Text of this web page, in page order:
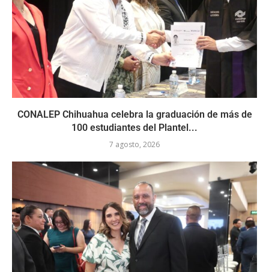
CONALEP Chihuahua celebra la graduación de más de
100 estudiantes del Plantel...
7 agosto, 2026